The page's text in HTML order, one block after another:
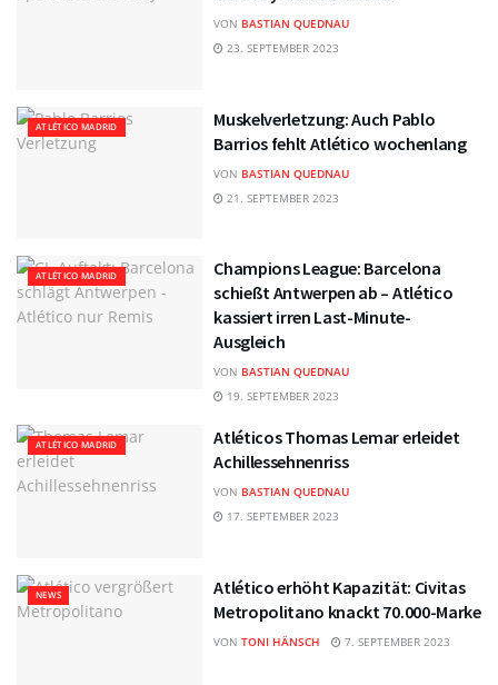
VON BASTIAN QUEDNAU
23. SEPTEMBER 2023
ATLÉTICO MADRID
Muskelverletzung: Auch Pablo
Barrios fehlt Atlético wochenlang
VON BASTIAN QUEDNAU
21. SEPTEMBER 2023
ATLÉTICO MADRID
Champions League: Barcelona
schießt Antwerpen ab – Atlético
kassiert irren Last-Minute-
Ausgleich
VON BASTIAN QUEDNAU
19. SEPTEMBER 2023
ATLÉTICO MADRID
Atléticos Thomas Lemar erleidet
Achillessehnenriss
VON BASTIAN QUEDNAU
17. SEPTEMBER 2023
NEWS
Atlético erhöht Kapazität: Civitas
Metropolitano knackt 70.000-Marke
VON TONI HÄNSCH 7. SEPTEMBER 2023